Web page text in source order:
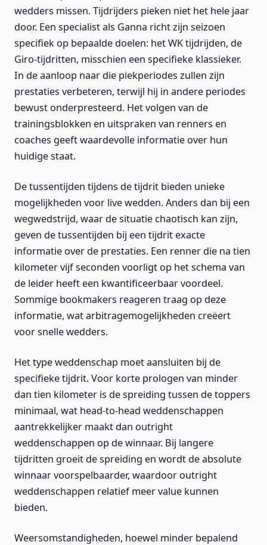
wedders missen. Tijdrijders pieken niet het hele jaar
door. Een specialist als Ganna richt zijn seizoen
specifiek op bepaalde doelen: het WK tijdrijden, de
Giro-tijdritten, misschien een specifieke klassieker.
In de aanloop naar die piekperiodes zullen zijn
prestaties verbeteren, terwijl hij in andere periodes
bewust onderpresteerd. Het volgen van de
trainingsblokken en uitspraken van renners en
coaches geeft waardevolle informatie over hun
huidige staat.
De tussentijden tijdens de tijdrit bieden unieke
mogelijkheden voor live wedden. Anders dan bij een
wegwedstrijd, waar de situatie chaotisch kan zijn,
geven de tussentijden bij een tijdrit exacte
informatie over de prestaties. Een renner die na tien
kilometer vijf seconden voorligt op het schema van
de leider heeft een kwantificeerbaar voordeel.
Sommige bookmakers reageren traag op deze
informatie, wat arbitragemogelijkheden creëert
voor snelle wedders.
Het type weddenschap moet aansluiten bij de
specifieke tijdrit. Voor korte prologen van minder
dan tien kilometer is de spreiding tussen de toppers
minimaal, wat head-to-head weddenschappen
aantrekkelijker maakt dan outright
weddenschappen op de winnaar. Bij langere
tijdritten groeit de spreiding en wordt de absolute
winnaar voorspelbaarder, waardoor outright
weddenschappen relatief meer value kunnen
bieden.
Weersomstandigheden, hoewel minder bepalend